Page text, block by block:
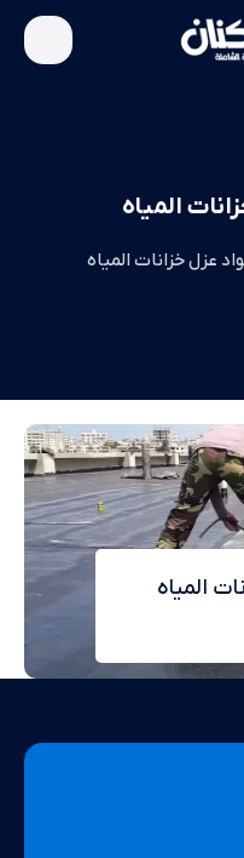
المياه
عزل خزانات المياه
المياه